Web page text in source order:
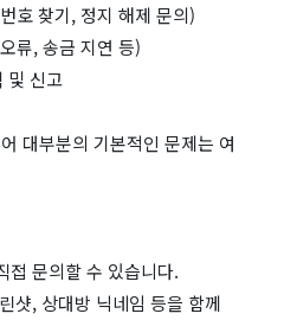
호 찾기, 정지 해제 문의)
류, 송금 지연 등)
및 신고
대부분의 기본적인 문제는 여
접 문의할 수 있습니다.
샷, 상대방 닉네임 등을 함께